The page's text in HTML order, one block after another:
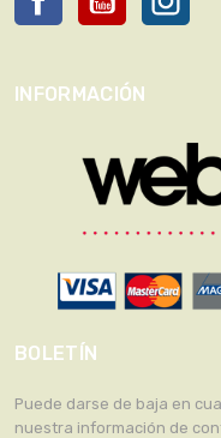
INFORMACIÓN
BOLETÍN
Puede darse de baja en
nuestra información de